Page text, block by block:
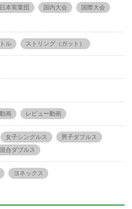
本実業団 国内大会
国際大会
ル ストリング（ガット）
画 レビュー動画
女子シングルス
男子ダブルス
混合ダブルス
ヨネックス